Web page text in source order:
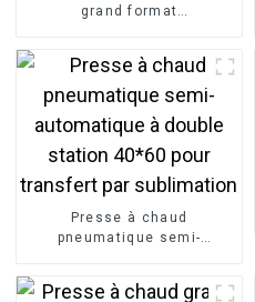
grand format
papier de sublimation DTF
Presse à chaud
pneumatique semi-
transfert par sublimation